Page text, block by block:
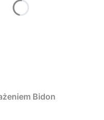
Bidon